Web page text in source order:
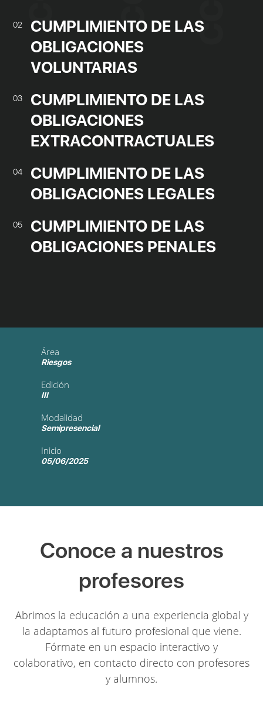
02
CUMPLIMIENTO DE LAS
OBLIGACIONES
VOLUNTARIAS
03
CUMPLIMIENTO DE LAS
OBLIGACIONES
EXTRACONTRACTUALES
04
CUMPLIMIENTO DE LAS
OBLIGACIONES LEGALES
05
CUMPLIMIENTO DE LAS
OBLIGACIONES PENALES
Área
Riesgos
Edición
III
Modalidad
Semipresencial
Inicio
05/06/2025
Conoce a nuestros
profesores
Abrimos la educación a una experiencia global y
la adaptamos al futuro profesional que viene.
Fórmate en un espacio interactivo y
colaborativo, en contacto directo con profesores
y alumnos.